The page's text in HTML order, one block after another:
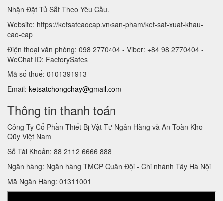
Nhận Đặt Tủ Sắt Theo Yêu Cầu.
Website: https://ketsatcaocap.vn/san-pham/ket-sat-xuat-khau-
cao-cap
Điện thoại văn phòng: 098 2770404 - Viber: +84 98 2770404 -
WeChat ID: FactorySafes
Mã số thuế: 0101391913
Email: ketsatchongchay@gmail.com
Thông tin thanh toán
Công Ty Cổ Phần Thiết Bị Vật Tư Ngân Hàng và An Toàn Kho
Qũy Việt Nam
Số Tài Khoản: 88 2112 6666 888
Ngân hàng: Ngân hàng TMCP Quân Đội - Chi nhánh Tây Hà Nội
Mã Ngân Hàng: 01311001